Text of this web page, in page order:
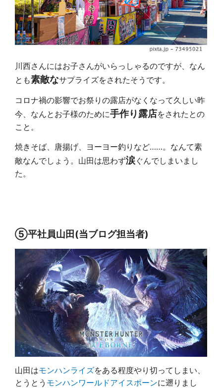
川西さんにはお子さんがいらっしゃるのですが、なん
とも素敵なサプライズをされたそうです。
コロナ禍の影響でお祭りの露店がなくなって久しい昨
今、なんとお子様のために手作り露店をされたとの
こと。
焼きそば、唐揚げ、ヨーヨー釣りなど……。なんて素
敵なんでしょう。山田は思わず涙ぐんでしまいまし
た。
⑤平社員山田(当ブログ担当者)
山田はモンハンライズをある程度やり切ってしまい、
とうとう モンハンワールドアイスポーンに遡りまし